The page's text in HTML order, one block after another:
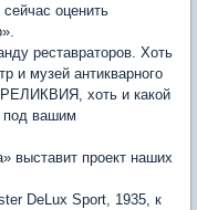
оценить
реставраторов. Хоть
и музей антикварного
хоть и какой
под вашим
выставит проект наших
DeLux Sport, 1935, к